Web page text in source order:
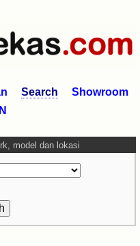
Search
Showroom
model dan lokasi